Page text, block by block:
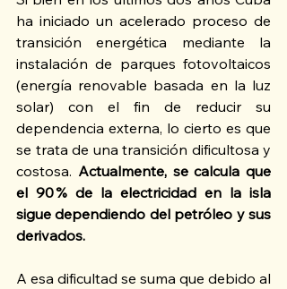
ha iniciado un acelerado proceso de
transición energética mediante la
instalación de parques fotovoltaicos
(energía renovable basada en la luz
solar) con el fin de reducir su
dependencia externa, lo cierto es que
se trata de una transición dificultosa y
costosa. Actualmente, se calcula que
el 90 % de la electricidad en la isla
sigue dependiendo del petróleo y sus
derivados.
A esa dificultad se suma que debido al